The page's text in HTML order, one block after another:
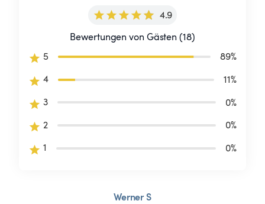
4.9
Bewertungen von Gästen (18)
5
89%
4
11%
3
0%
2
0%
1
0%
Werner S